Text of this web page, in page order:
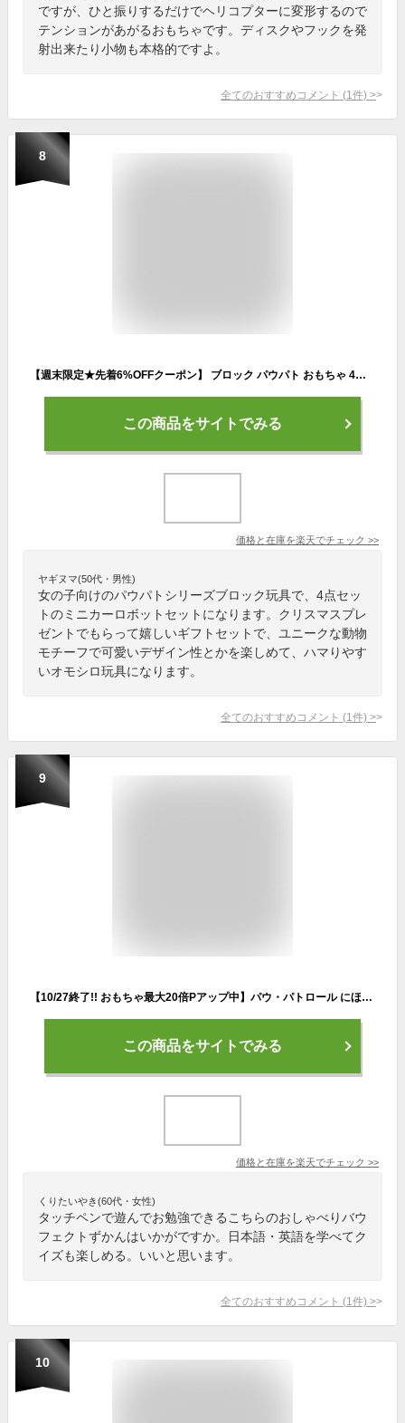
ですが、ひと振りするだけでヘリコプターに変形するので
テンションがあがるおもちゃです。ディスクやフックを発
射出来たり小物も本格的ですよ。
全てのおすすめコメント (1 件) >
8
【週末限定★先着6%OFFクーポン】 ブロック パウパト おもちゃ 4点セット ミニカー 車ロボット PAW PATROL グッズ ブロックセット プレゼント 新年 ギフト 女の子 男の子 知育玩具 並行輸入品
この商品をサイトでみる
価格と在庫を楽天でチェック >>
ヤギヌマ(50代・男性)
女の子向けのパウパトシリーズブロック玩具で、4点セッ
トのミニカーロボットセットになります。クリスマスプレ
ゼントでもらって嬉しいギフトセットで、ユニークな動物
モチーフで可愛いデザイン性とかを楽しめて、ハマりやす
いオモシロ玩具になります。
全てのおすすめコメント (1 件) >
9
【10/27終了!! おもちゃ最大20倍Pアップ中】パウ・パトロール にほんご・えいご・クイズも！ おしゃべりパウフェクトずかん 知育玩具 学習 パウパト おもちゃ こども 子供 知育 勉強 3歳
この商品をサイトでみる
価格と在庫を楽天でチェック >>
くりたいやき(60代・女性)
タッチペンで遊んでお勉強できるこちらのおしゃべりバウ
フェクトずかんはいかがですか。日本語・英語を学べてク
イズも楽しめる。いいと思います。
全てのおすすめコメント (1 件) >
10